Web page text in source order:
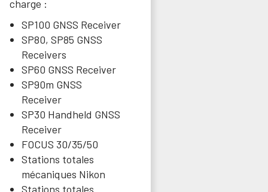
charge :
SP100 GNSS Receiver
SP80, SP85 GNSS
Receivers
SP60 GNSS Receiver
SP90m GNSS
Receiver
SP30 Handheld GNSS
Receiver
FOCUS 30/35/50
Stations totales
mécaniques Nikon
Stations totales